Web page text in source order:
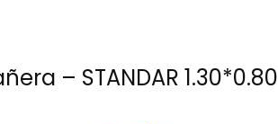
– STANDAR 1.30*0.80